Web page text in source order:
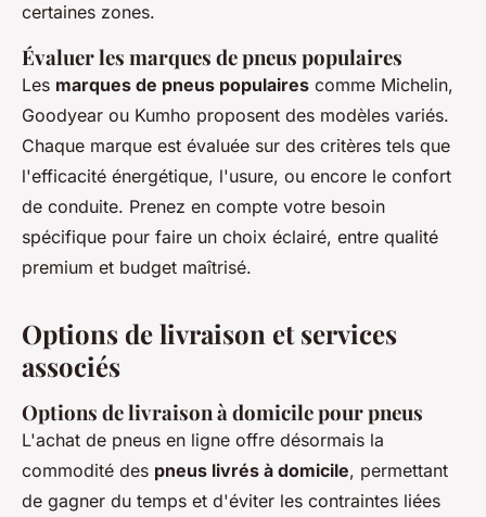
certaines zones.
Évaluer les marques de pneus populaires
Les marques de pneus populaires comme Michelin,
Goodyear ou Kumho proposent des modèles variés.
Chaque marque est évaluée sur des critères tels que
l'efficacité énergétique, l'usure, ou encore le confort
de conduite. Prenez en compte votre besoin
spécifique pour faire un choix éclairé, entre qualité
premium et budget maîtrisé.
Options de livraison et services
associés
Options de livraison à domicile pour pneus
L'achat de pneus en ligne offre désormais la
commodité des pneus livrés à domicile, permettant
de gagner du temps et d'éviter les contraintes liées